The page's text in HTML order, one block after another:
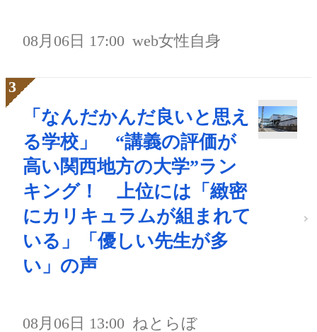
08月06日 17:00 web女性自身
「なんだかんだ良いと思え
る学校」 “講義の評価が
高い関西地方の大学”ラン
キング！ 上位には「緻密
にカリキュラムが組まれて
いる」「優しい先生が多
い」の声
08月06日 13:00 ねとらぼ